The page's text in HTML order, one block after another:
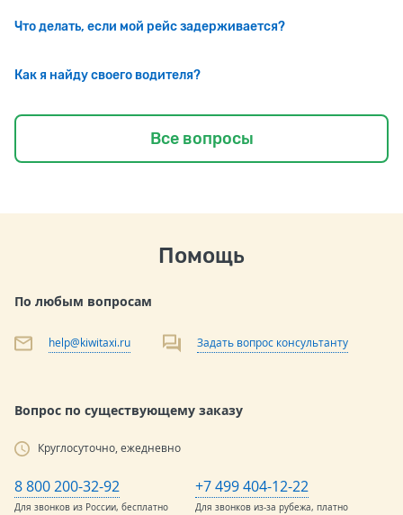
Что делать, если мой рейс задерживается?
Как я найду своего водителя?
Все вопросы
Помощь
По любым вопросам
help@kiwitaxi.ru Задать вопрос консультанту
Вопрос по существующему заказу
Круглосуточно, ежедневно
8 800 200-32-92
Для звонков из России, бесплатно
+7 499 404-12-22
Для звонков из-за рубежа, платно